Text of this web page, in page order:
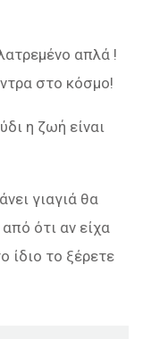
απλά !
στο κόσμο!
η ζωή είναι
γιαγιά θα
ότι αν είχα
ίδιο το ξέρετε